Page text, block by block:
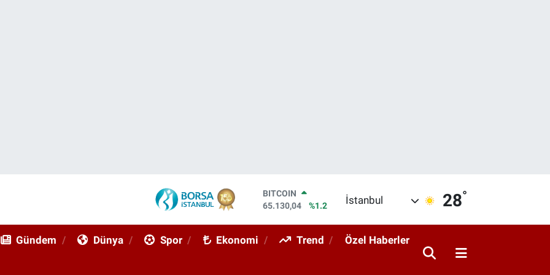
DOLAR
47,7106
%0.17
STERLİN
İstanbul 28°
Gündem Dünya Spor Ekonomi Trend Özel Haberler